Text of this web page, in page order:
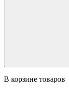
В корзине товаров